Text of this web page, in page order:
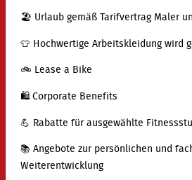
🏖️ Urlaub gemäß Tarifvertrag Maler
👕 Hochwertige Arbeitskleidung wird
🚲 Lease a Bike
🛍️ Corporate Benefits
💪 Rabatte für ausgewählte
📚 Angebote zur persönlichen und
Weiterentwicklung